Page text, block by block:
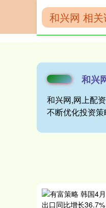
和兴
和兴网,网上配
不断优化投资策
和兴网 相关